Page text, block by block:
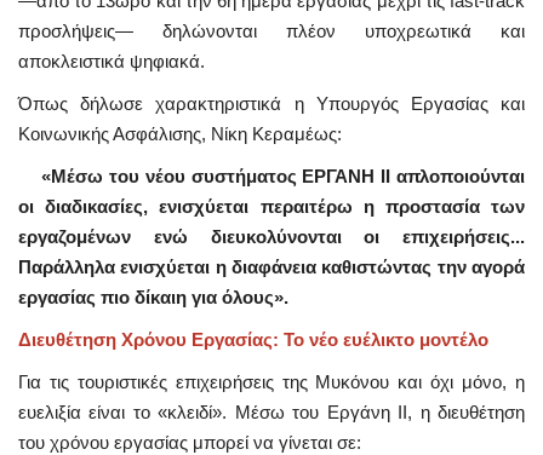
προσλήψεις— δηλώνονται πλέον υποχρεωτικά και
αποκλειστικά ψηφιακά.
Όπως δήλωσε χαρακτηριστικά η Υπουργός Εργασίας και
Κοινωνικής Ασφάλισης, Νίκη Κεραμέως:
«Μέσω του νέου συστήματος ΕΡΓΑΝΗ ΙΙ απλοποιούνται
οι διαδικασίες, ενισχύεται περαιτέρω η προστασία των
εργαζομένων ενώ διευκολύνονται οι επιχειρήσεις...
Παράλληλα ενισχύεται η διαφάνεια καθιστώντας την αγορά
εργασίας πιο δίκαιη για όλους».
Διευθέτηση Χρόνου Εργασίας: Το νέο ευέλικτο μοντέλο
Για τις τουριστικές επιχειρήσεις της Μυκόνου και όχι μόνο, η
ευελιξία είναι το «κλειδί». Μέσω του Εργάνη ΙΙ, η διευθέτηση
του χρόνου εργασίας μπορεί να γίνεται σε: